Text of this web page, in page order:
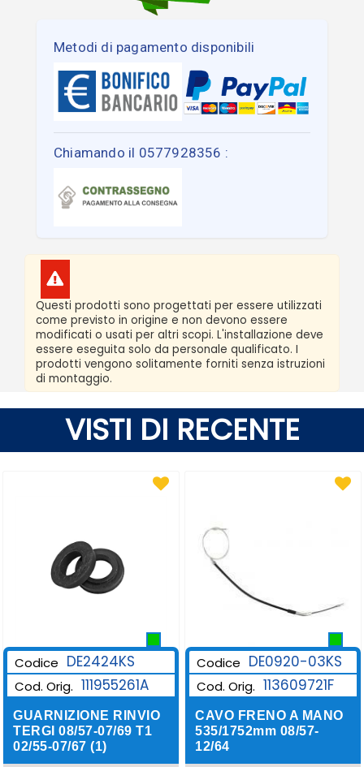
Metodi di pagamento disponibili
Chiamando il 0577928356 :
Questi prodotti sono progettati per essere utilizzati
come previsto in origine e non devono essere
modificati o usati per altri scopi. L'installazione deve
essere eseguita solo da personale qualificato. I
prodotti vengono solitamente forniti senza istruzioni
di montaggio.
VISTI DI RECENTE
Codice DE2424KS
Cod. Orig. 111955261A
GUARNIZIONE RINVIO
TERGI 08/57-07/69 T1
02/55-07/67 (1)
Codice DE0920-03KS
Cod. Orig. 113609721F
CAVO FRENO A MANO
535/1752mm 08/57-
12/64